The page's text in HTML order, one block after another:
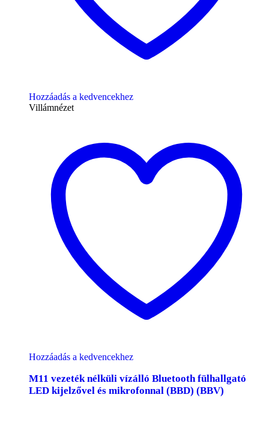
Hozzáadás a kedvencekhez
Villámnézet
Hozzáadás a kedvencekhez
M11 vezeték nélküli vízálló Bluetooth fülhallgató
LED kijelzővel és mikrofonnal (BBD) (BBV)